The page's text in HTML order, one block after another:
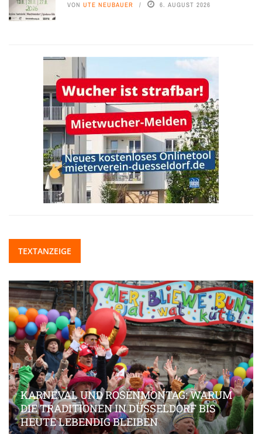
VON UTE NEUBAUER 6. AUGUST 2026
TEXTANZEIGE
KARNEVAL UND ROSENMONTAG: WARUM
DIE TRADITIONEN IN DÜSSELDORF BIS
HEUTE LEBENDIG BLEIBEN